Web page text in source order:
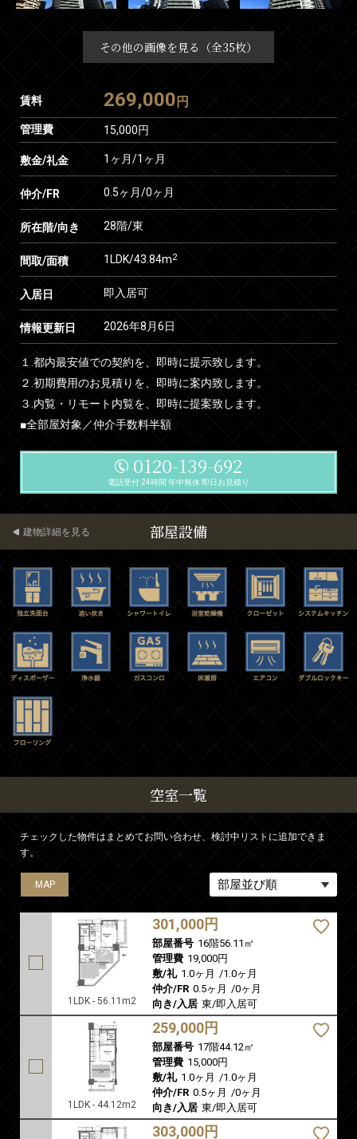
その他の画像を見る（全35枚）
賃料 269,000 円
管理費 15,000円
敷金/礼金 1ヶ月/1ヶ月
仲介/FR 0.5ヶ月/0ヶ月
所在階/向き 28階/東
間取/面積 1LDK/43.84m2
入居日 即入居可
情報更新日 2026年8月6日
１.都内最安値での契約を、即時に提示致します。
２.初期費用のお見積りを、即時に案内致します。
３.内覧・リモート内覧を、即時に提案致します。
■全部屋対象／仲介手数料半額
0120-139-692
電話受付 24時間 年中無休 即日お見積り
部屋設備
建物詳細を見る
空室一覧
チェックした物件はまとめてお問い合わせ、検討中リストに追加できま
す。
MAP
1LDK - 56.11m2
301,000円
部屋番号 16階56.11㎡
管理費 19,000円
敷/礼 1.0ヶ月 /1.0ヶ月
仲介/FR 0.5ヶ月 /0ヶ月
向き/入居 東/即入居可
MAP
1LDK - 44.12m2
259,000円
部屋番号 17階44.12㎡
管理費 15,000円
敷/礼 1.0ヶ月 /1.0ヶ月
仲介/FR 0.5ヶ月 /0ヶ月
向き/入居 東/即入居可
MAP
303,000円
MAP
MAP
MAP
MAP
MAP
MAP
MAP
MAP
MAP
MAP
MAP